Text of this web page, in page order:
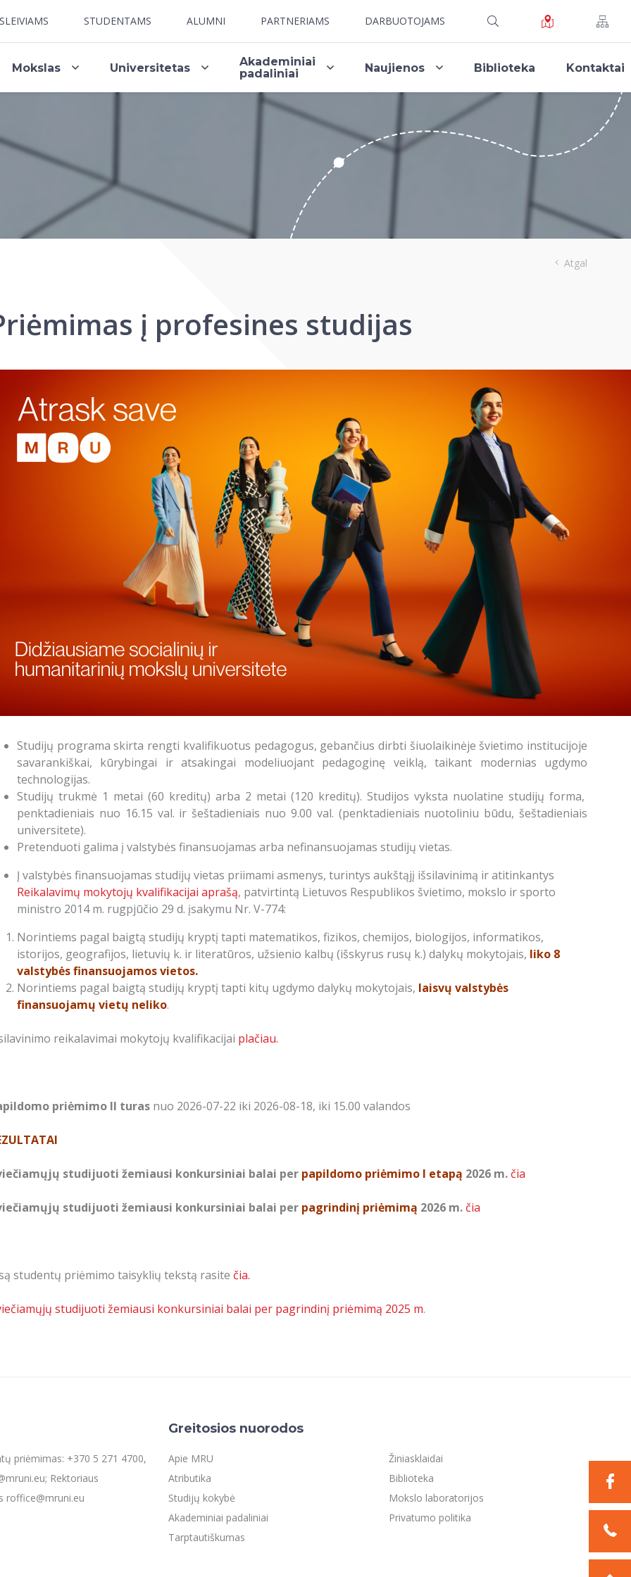
STUDENTAMS ALUMNI PARTNERIAMS DARBUOTOJAMS
Mokslas Universitetas
Akademiniai
padaliniai
Naujienos Biblioteka Kontaktai
Atgal
į profesines studijas
Studijų programa skirta rengti kvalifikuotus pedagogus, gebančius dirbti šiuolaikinėje švietimo institucijoje
savarankiškai, kūrybingai ir atsakingai modeliuojant pedagoginę veiklą, taikant modernias ugdymo
technologijas.
Studijų trukmė 1 metai (60 kreditų) arba 2 metai (120 kreditų). Studijos vyksta nuolatine studijų forma,
penktadieniais nuo 16.15 val. ir šeštadieniais nuo 9.00 val. (penktadieniais nuotoliniu būdu, šeštadieniais
universitete).
Pretenduoti galima į valstybės finansuojamas arba nefinansuojamas studijų vietas.
Į valstybės finansuojamas studijų vietas priimami asmenys, turintys aukštąjį išsilavinimą ir atitinkantys
Reikalavimų mokytojų kvalifikacijai aprašą, patvirtintą Lietuvos Respublikos švietimo, mokslo ir sporto
ministro 2014 m. rugpjūčio 29 d. įsakymu Nr. V-774:
Norintiems pagal baigtą studijų kryptį tapti matematikos, fizikos, chemijos, biologijos, informatikos,
istorijos, geografijos, lietuvių k. ir literatūros, užsienio kalbų (išskyrus rusų k.) dalykų mokytojais, liko 8
valstybės finansuojamos vietos.
Norintiems pagal baigtą studijų kryptį tapti kitų ugdymo dalykų mokytojais, laisvų valstybės
finansuojamų vietų neliko.
reikalavimai mokytojų kvalifikacijai plačiau.
priėmimo II turas nuo 2026-07-22 iki 2026-08-18, iki 15.00 valandos
studijuoti žemiausi konkursiniai balai per papildomo priėmimo I etapą 2026 m. čia
studijuoti žemiausi konkursiniai balai per pagrindinį priėmimą 2026 m. čia
studentų priėmimo taisyklių tekstą rasite čia.
studijuoti žemiausi konkursiniai balai per pagrindinį priėmimą 2025 m.
priėmimas: +370 5 271 4700,
Rektoriaus
roffice@mruni.eu
Greitosios nuorodos
Apie MRU
Atributika
Studijų kokybė
Akademiniai padaliniai
Tarptautiškumas
Žiniasklaidai
Biblioteka
Mokslo laboratorijos
Privatumo politika